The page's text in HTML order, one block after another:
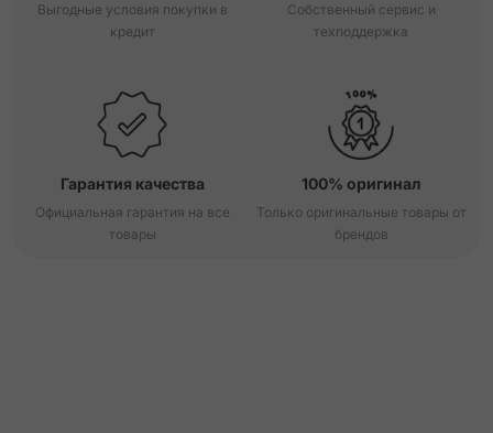
Выгодные условия покупки в
кредит
Собственный сервис и
техподдержка
Гарантия качества
Официальная гарантия на все
товары
100% оригинал
Только оригинальные товары от
брендов